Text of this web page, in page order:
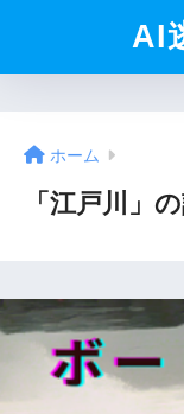
AI
ホーム
「江戸川」